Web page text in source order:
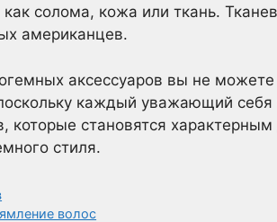
как солома, кожа или ткань.
американцев.
аксессуаров вы не
каждый уважающий
которые становятся
стиля.
волос